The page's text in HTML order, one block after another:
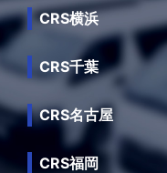
CRS横浜
CRS千葉
CRS名古屋
CRS福岡